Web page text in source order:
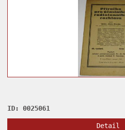
ID: 0025061
Detail